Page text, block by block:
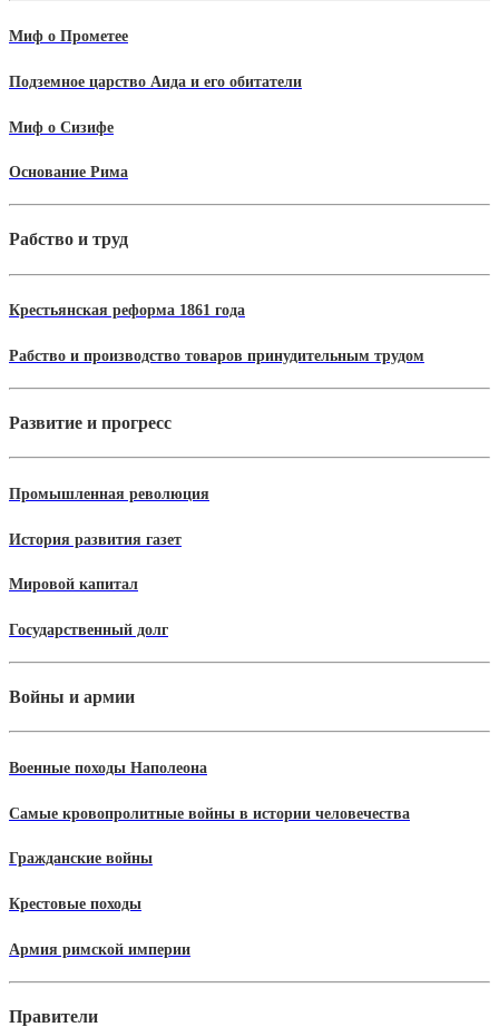
Миф о Прометее
Подземное царство Аида и его обитатели
Миф о Сизифе
Основание Рима
Рабство и труд
Крестьянская реформа 1861 года
Рабство и производство товаров принудительным трудом
Развитие и прогресс
Промышленная революция
История развития газет
Мировой капитал
Государственный долг
Войны и армии
Военные походы Наполеона
Самые кровопролитные войны в истории человечества
Гражданские войны
Крестовые походы
Армия римской империи
Правители